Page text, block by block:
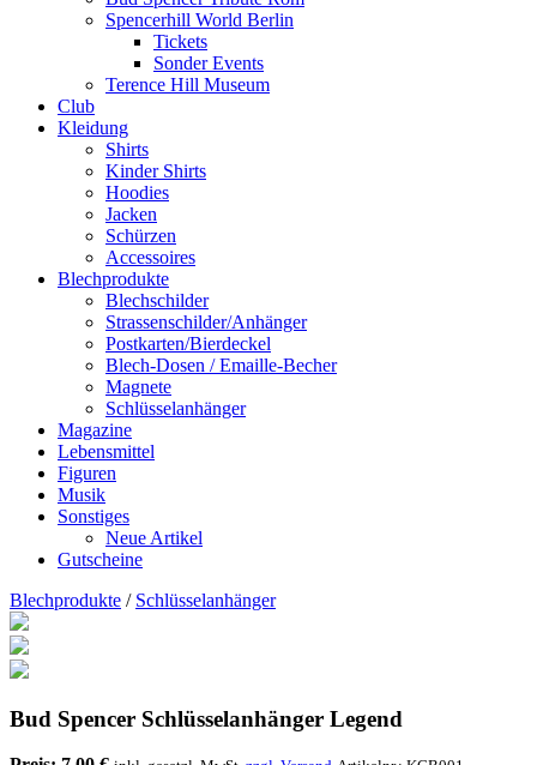
Spencerhill World Berlin
Tickets
Sonder Events
Terence Hill Museum
Club
Kleidung
Shirts
Kinder Shirts
Hoodies
Jacken
Schürzen
Accessoires
Blechprodukte
Blechschilder
Strassenschilder/Anhänger
Postkarten/Bierdeckel
Blech-Dosen / Emaille-Becher
Magnete
Schlüsselanhänger
Magazine
Lebensmittel
Figuren
Musik
Sonstiges
Neue Artikel
Gutscheine
Blechprodukte / Schlüsselanhänger
Bud Spencer Schlüsselanhänger Legend